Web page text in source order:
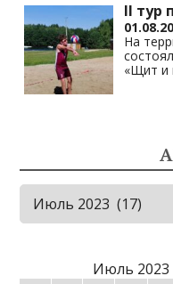
II тур
На
«Щит и
Архивы
Июль 2023